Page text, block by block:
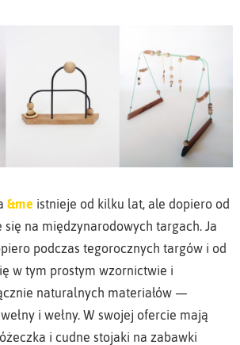
&me istnieje od kilku lat, ale dopiero od
na międzynarodowych targach. Ja
podczas tegorocznych targów i od
w tym prostym wzornictwie i
naturalnych materiałów —
i wełny. W swojej ofercie mają
i cudne stojaki na zabawki